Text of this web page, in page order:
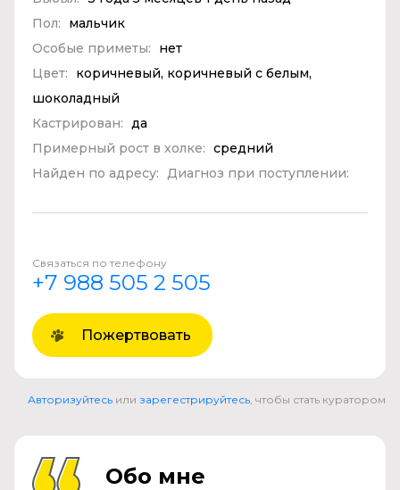
Пол:
мальчик
Особые приметы:
нет
Цвет:
коричневый, коричневый с белым,
шоколадный
Кастрирован: да
Примерный рост в холке: средний
Найден по адресу: Диагноз при поступлении:
Связаться по телефону
+7 988 505 2 505
Пожертвовать
Авторизуйтесь или зарегестрируйтесь , чтобы стать куратором
Обо мне